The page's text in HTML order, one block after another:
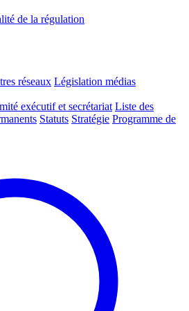
de la régulation
réseaux Législation médias
exécutif et secrétariat Liste des
Statuts Stratégie Programme de